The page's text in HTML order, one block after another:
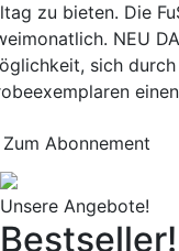
zu bieten. Die
NEU
sich
Zum Abonnement
Unsere Angebote!
Bestseller!